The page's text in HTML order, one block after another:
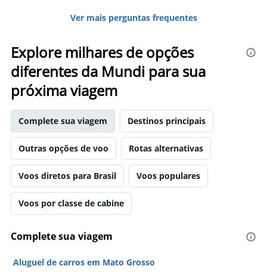
Ver mais perguntas frequentes
Explore milhares de opções
diferentes da Mundi para sua
próxima viagem
Complete sua viagem Destinos principais
Outras opções de voo Rotas alternativas
Voos diretos para Brasil Voos populares
Voos por classe de cabine
Complete sua viagem
Aluguel de carros em Mato Grosso